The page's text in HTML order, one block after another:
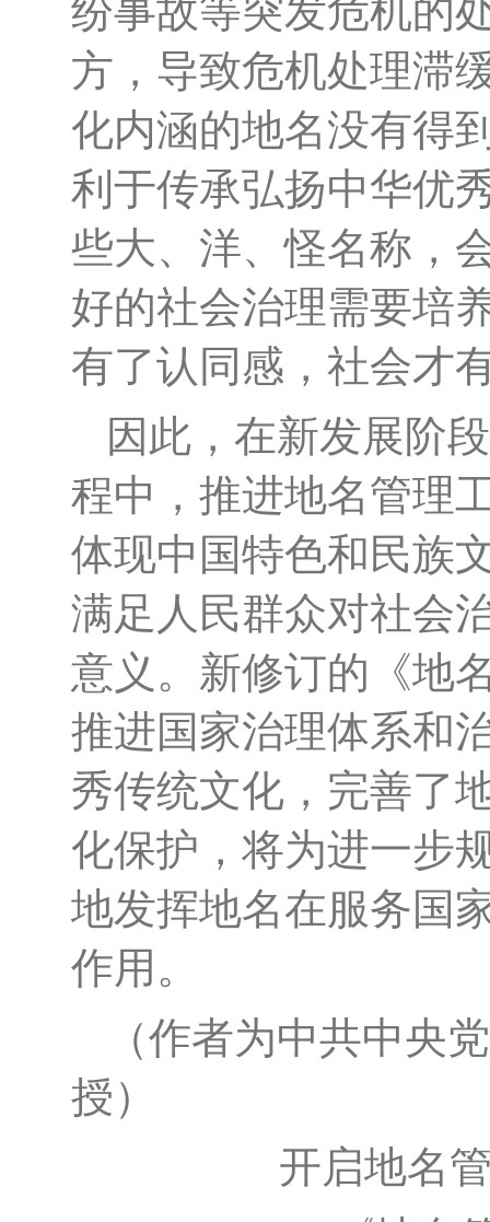
纷事故等突发危机的
方，导致危机处理滞
化内涵的地名没有得
利于传承弘扬中华优
些大、洋、怪名称，
好的社会治理需要培
有了认同感，社会才
因此，在新发展阶
程中，推进地名管理
体现中国特色和民族
满足人民群众对社会
意义。新修订的《地
推进国家治理体系和
秀传统文化，完善了
化保护，将为进一步
地发挥地名在服务国
作用。
（作者为中共中央
授）
开启地名